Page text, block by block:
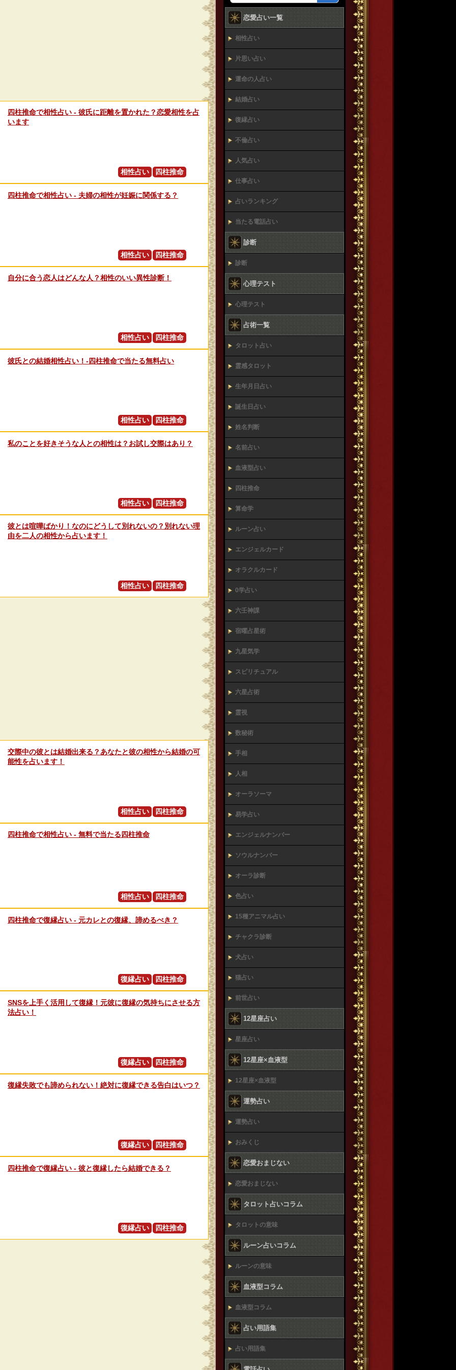
四柱推命で相性占い ‐ 彼氏に距離を置かれた？恋愛相性を占
います
相性占い 四柱推命
四柱推命で相性占い ‐ 夫婦の相性が妊娠に関係する？
相性占い 四柱推命
自分に合う恋人はどんな人？相性のいい異性診断！
相性占い 四柱推命
彼氏との結婚相性占い！‐四柱推命で当たる無料占い
相性占い 四柱推命
私のことを好きそうな人との相性は？お試し交際はあり？
相性占い 四柱推命
彼とは喧嘩ばかり！なのにどうして別れないの？別れない理
由を二人の相性から占います！
相性占い 四柱推命
交際中の彼とは結婚出来る？あなたと彼の相性から結婚の可
能性を占います！
相性占い 四柱推命
四柱推命で相性占い - 無料で当たる四柱推命
相性占い 四柱推命
四柱推命で復縁占い - 元カレとの復縁、諦めるべき？
復縁占い 四柱推命
SNSを上手く活用して復縁！元彼に復縁の気持ちにさせる方
法占い！
復縁占い 四柱推命
復縁失敗でも諦められない！絶対に復縁できる告白はいつ？
復縁占い 四柱推命
四柱推命で復縁占い ‐ 彼と復縁したら結婚できる？
復縁占い 四柱推命
恋愛占い一覧
相性占い
片思い占い
運命の人占い
結婚占い
復縁占い
不倫占い
人気占い
仕事占い
占いランキング
当たる電話占い
診断
診断
心理テスト
心理テスト
占術一覧
タロット占い
霊感タロット
生年月日占い
誕生日占い
姓名判断
名前占い
血液型占い
四柱推命
算命学
ルーン占い
エンジェルカード
オラクルカード
0学占い
六壬神課
宿曜占星術
九星気学
スピリチュアル
六星占術
霊視
数秘術
手相
人相
オーラソーマ
易学占い
エンジェルナンバー
ソウルナンバー
オーラ診断
色占い
15種アニマル占い
チャクラ診断
犬占い
猫占い
前世占い
12星座占い
星座占い
12星座×血液型
12星座×血液型
運勢占い
運勢占い
おみくじ
恋愛おまじない
恋愛おまじない
タロット占いコラム
タロットの意味
ルーン占いコラム
ルーンの意味
血液型コラム
血液型コラム
占い用語集
占い用語集